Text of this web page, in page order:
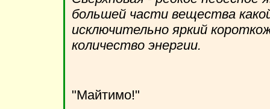
большей части вещества
исключительно яркий
количество энергии.
"Майтимо!"